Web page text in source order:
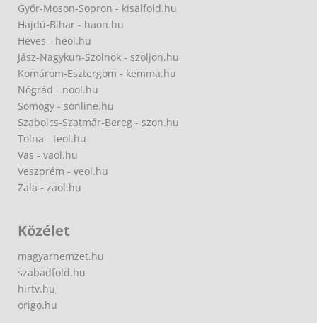
Győr-Moson-Sopron - kisalfold.hu
Hajdú-Bihar - haon.hu
Heves - heol.hu
Jász-Nagykun-Szolnok - szoljon.hu
Komárom-Esztergom - kemma.hu
Nógrád - nool.hu
Somogy - sonline.hu
Szabolcs-Szatmár-Bereg - szon.hu
Tolna - teol.hu
Vas - vaol.hu
Veszprém - veol.hu
Zala - zaol.hu
Közélet
magyarnemzet.hu
szabadfold.hu
hirtv.hu
origo.hu